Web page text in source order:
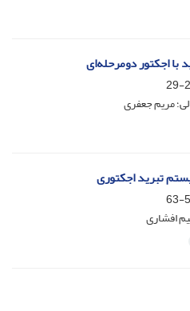
اجکتور دومرحله‌ای
مریم جعفری
تبرید اجکتوری
افشاری